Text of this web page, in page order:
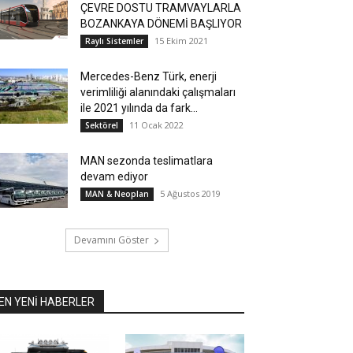
ÇEVRE DOSTU TRAMVAYLARLA
BOZANKAYA DÖNEMİ BAŞLIYOR
Raylı Sistemler 15 Ekim 2021
Mercedes-Benz Türk, enerji
verimliliği alanındaki çalışmaları
ile 2021 yılında da fark...
Sektörel 11 Ocak 2022
MAN sezonda teslimatlara
devam ediyor
MAN & Neoplan 5 Ağustos 2019
Devamını Göster
YENİ HABERLER